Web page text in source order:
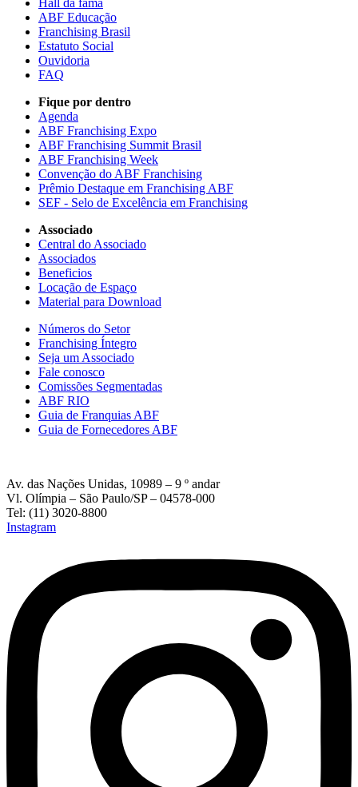
Hall da fama
ABF Educação
Franchising Brasil
Estatuto Social
Ouvidoria
FAQ
Fique por dentro
Agenda
ABF Franchising Expo
ABF Franchising Summit Brasil
ABF Franchising Week
Convenção do ABF Franchising
Prêmio Destaque em Franchising ABF
SEF - Selo de Excelência em Franchising
Associado
Central do Associado
Associados
Beneficios
Locação de Espaço
Material para Download
Números do Setor
Franchising Íntegro
Seja um Associado
Fale conosco
Comissões Segmentadas
ABF RIO
Guia de Franquias ABF
Guia de Fornecedores ABF
Av. das Nações Unidas, 10989 – 9 º andar
Vl. Olímpia – São Paulo/SP – 04578-000
Tel: (11) 3020-8800
Instagram